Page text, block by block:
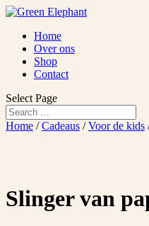
Home
Over ons
Shop
Contact
Select Page
Home /Cadeaus /Voor de kids
Slinger van